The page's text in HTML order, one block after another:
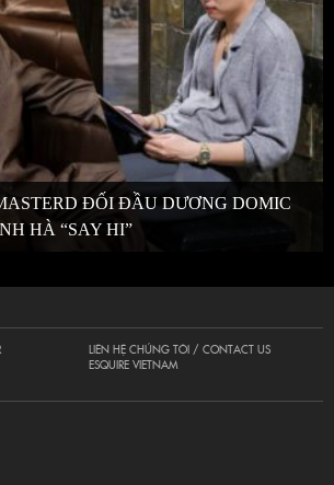
ĐỐI ĐẦU DƯƠNG DOMIC
HÀ “SAY HI”
LIÊN HỆ CHÚNG TÔI / CONTACT US
ESQUIRE VIETNAM